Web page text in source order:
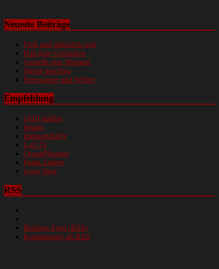
Neueste Beiträge
Froh und glücklich sein
Hab gute Gedanken
Genieße den Moment
Sterne leuchten
Fernwärme und Winter
Empfehlung
1410 studios
helago
klabauterkelly
Loft 75
OceanPhoenix
Paula Anders
www blog
RSS
Beitrags-Feed (RSS)
Kommentare als RSS